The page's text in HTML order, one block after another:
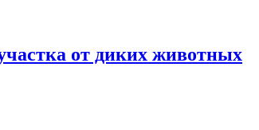
от диких животных